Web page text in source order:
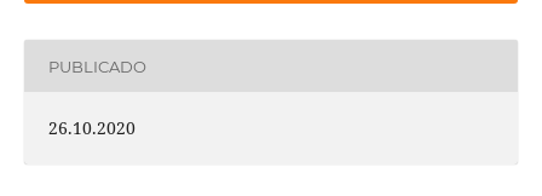
PUBLICADO
26.10.2020